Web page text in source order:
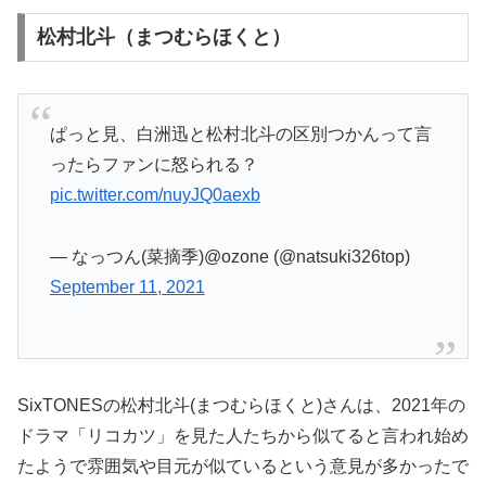
松村北斗（まつむらほくと）
ぱっと見、白洲迅と松村北斗の区別つかんって言
ったらファンに怒られる？
pic.twitter.com/nuyJQ0aexb
— なっつん(菜摘季)@ozone (@natsuki326top)
September 11, 2021
SixTONESの松村北斗(まつむらほくと)さんは、2021年の
ドラマ「リコカツ」を見た人たちから似てると言われ始め
たようで雰囲気や目元が似ているという意見が多かったで